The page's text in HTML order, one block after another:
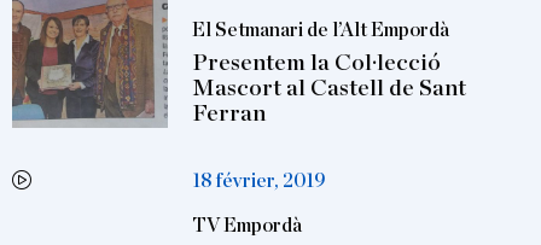
El Setmanari de l’Alt Empordà
Presentem la Col·lecció
Mascort al Castell de Sant
Ferran
18 février, 2019
TV Empordà